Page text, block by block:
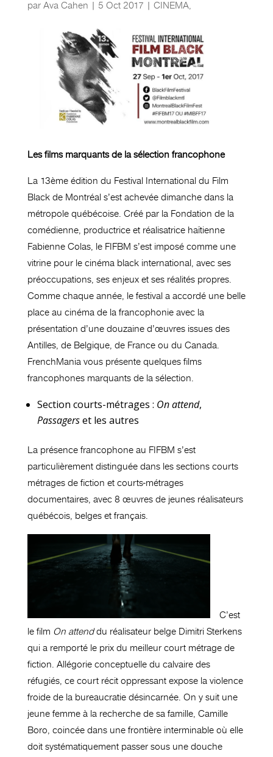
par Ava Cahen | 5 Oct 2017 | CINEMA,
Les films marquants de la sélection francophone
La 13ème édition du Festival International du Film
Black de Montréal s’est achevée dimanche dans la
métropole québécoise. Créé par la Fondation de la
comédienne, productrice et réalisatrice haïtienne
Fabienne Colas, le FIFBM s’est imposé comme une
vitrine pour le cinéma black international, avec ses
préoccupations, ses enjeux et ses réalités propres.
Comme chaque année, le festival a accordé une belle
place au cinéma de la francophonie avec la
présentation d’une douzaine d’œuvres issues des
Antilles, de Belgique, de France ou du Canada.
FrenchMania vous présente quelques films
francophones marquants de la sélection.
Section courts-métrages : On attend,
Passagerset les autres
La présence francophone au FIFBM s’est
particulièrement distinguée dans les sections courts
métrages de fiction et courts-métrages
documentaires, avec 8 œuvres de jeunes réalisateurs
québécois, belges et français.
C’est
le film On attenddu réalisateur belge Dimitri Sterkens
qui a remporté le prix du meilleur court métrage de
fiction. Allégorie conceptuelle du calvaire des
réfugiés, ce court récit oppressant expose la violence
froide de la bureaucratie désincarnée. On y suit une
jeune femme à la recherche de sa famille, Camille
Boro, coincée dans une frontière interminable où elle
doit systématiquement passer sous une douche